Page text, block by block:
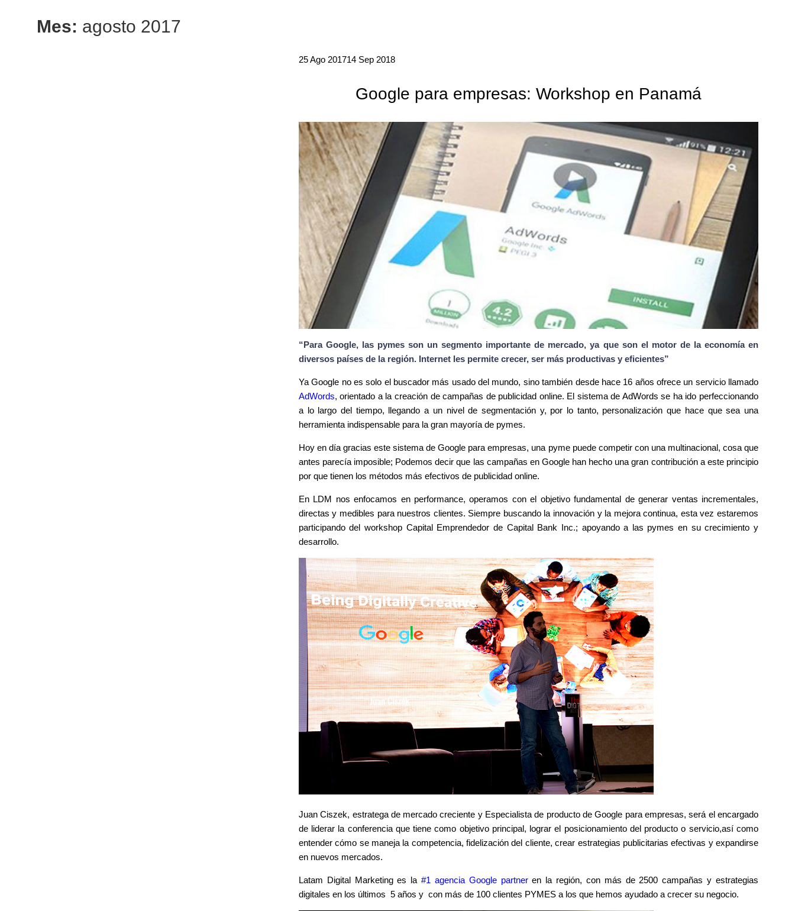
Mes: agosto 2017
25 Ago 201714 Sep 2018
Google para empresas: Workshop en Panamá
“Para Google, las pymes son un segmento importante de mercado, ya que son el motor de la economía en
diversos países de la región. Internet les permite crecer, ser más productivas y eficientes”
Ya Google no es solo el buscador más usado del mundo, sino también desde hace 16 años ofrece un servicio llamado
AdWords, orientado a la creación de campañas de publicidad online. El sistema de AdWords se ha ido perfeccionando
a lo largo del tiempo, llegando a un nivel de segmentación y, por lo tanto, personalización que hace que sea una
herramienta indispensable para la gran mayoría de pymes.
Hoy en día gracias este sistema de Google para empresas, una pyme puede competir con una multinacional, cosa que
antes parecía imposible; Podemos decir que las campañas en Google han hecho una gran contribución a este principio
por que tienen los métodos más efectivos de publicidad online.
En LDM nos enfocamos en performance, operamos con el objetivo fundamental de generar ventas incrementales,
directas y medibles para nuestros clientes. Siempre buscando la innovación y la mejora continua, esta vez estaremos
participando del workshop Capital Emprendedor de Capital Bank Inc.; apoyando a las pymes en su crecimiento y
desarrollo.
Juan Ciszek, estratega de mercado creciente y Especialista de producto de Google para empresas, será el encargado
de liderar la conferencia que tiene como objetivo principal, lograr el posicionamiento del producto o servicio,así como
entender cómo se maneja la competencia, fidelización del cliente, crear estrategias publicitarias efectivas y expandirse
en nuevos mercados.
Latam Digital Marketing es la#1 agencia Google partneren la región, con más de 2500 campañas y estrategias
digitales en los últimos 5 años y con más de 100 clientes PYMES a los que hemos ayudado a crecer su negocio.